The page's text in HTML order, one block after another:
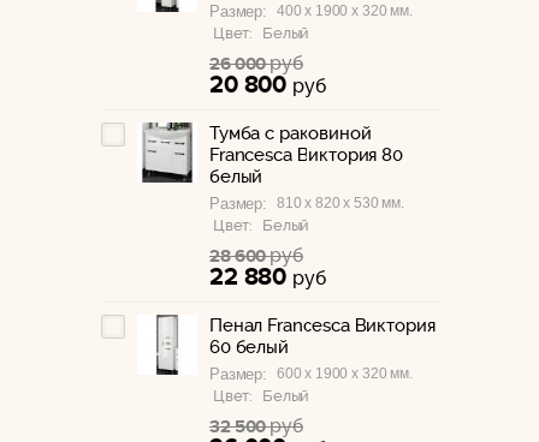
Размер: 400 x 1900 x 320 мм.
Цвет: Белый
26 000руб
20 800 руб
Тумба с раковиной
Francesca Виктория 80
белый
Размер: 810 x 820 x 530 мм.
Цвет: Белый
28 600руб
22 880 руб
Пенал Francesca Виктория
60 белый
Размер: 600 x 1900 x 320 мм.
Цвет: Белый
32 500руб